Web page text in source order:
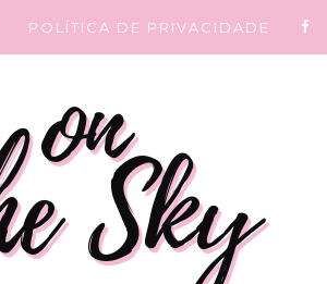
POLÍTICA DE PRIVACIDADE